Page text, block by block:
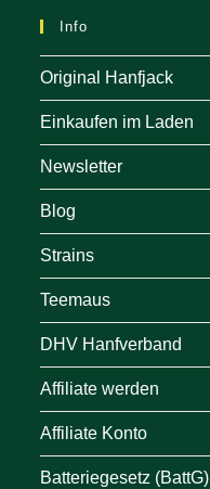
Info
Original Hanfjack
Einkaufen im Laden
Newsletter
Blog
Strains
Teemaus
DHV Hanfverband
Affiliate werden
Affiliate Konto
Batteriegesetz (BattG)